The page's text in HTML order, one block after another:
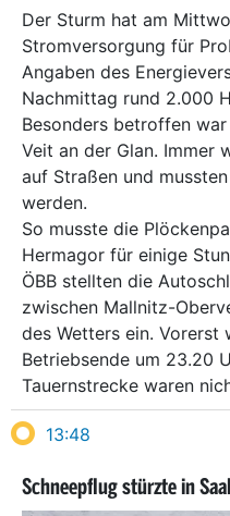
Der Sturm hat am
Stromversorgung für
Angaben des
Nachmittag rund 2.000
Besonders betroffen
Veit an der Glan. Immer
auf Straßen und
werden.
So musste die
Hermagor für einige
ÖBB stellten die
zwischen Mallnitz-
des Wetters ein. Vorerst
Betriebsende um 23.20
Tauernstrecke waren
13:48
Schneepflug stürzte in